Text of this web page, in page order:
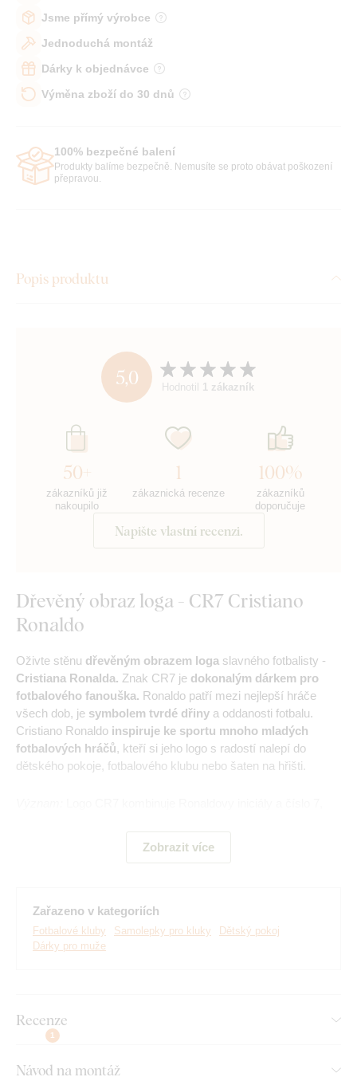
Jsme přímý výrobce
Jednoduchá montáž
Dárky k objednávce
Výměna zboží do 30 dnů
100% bezpečné balení
Produkty balíme bezpečně. Nemusíte se proto obávat poškození
přepravou.
Popis produktu
5,0 Hodnotil 1 zákazník
50+
zákazníků již
nakoupilo
1
zákaznická recenze
100%
zákazníků
doporučuje
Napište vlastní recenzi.
Dřevěný obraz loga - CR7 Cristiano
Ronaldo
Oživte stěnu dřevěným obrazem loga slavného fotbalisty -
Cristiana Ronalda. Znak CR7 je dokonalým dárkem pro
fotbalového fanouška. Ronaldo patří mezi nejlepší hráče
všech dob, je symbolem tvrdé dřiny a oddanosti fotbalu.
Cristiano Ronaldo inspiruje ke sportu mnoho mladých
fotbalových hráčů, kteří si jeho logo s radostí nalepí do
dětského pokoje, fotbalového klubu nebo šaten na hřišti.
Skvělý dárek pro fanouška
Ideální obraz do dětského pokoje
Na výběr mnoho dekorů
Zobrazit více
Zařazeno v kategoriích
Fotbalové kluby Samolepky pro kluky
Dětský pokoj
Dárky pro muže
Recenze
1
Návod na montáž